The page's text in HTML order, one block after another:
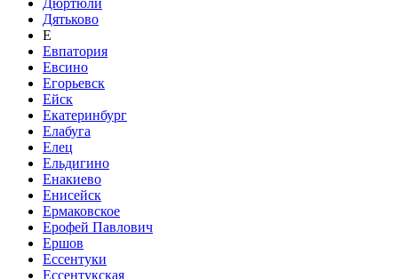
Дюртюли
Дятьково
Е
Евпатория
Евсино
Егорьевск
Ейск
Екатеринбург
Елабуга
Елец
Ельдигино
Енакиево
Енисейск
Ермаковское
Ерофей Павлович
Ершов
Ессентуки
Ессентукская